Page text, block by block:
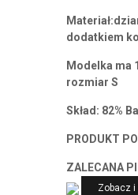
dodatkiem
Modelka ma
rozmiar S
Skład: 82%
PRODUKT
ZALECANA
Zobacz i